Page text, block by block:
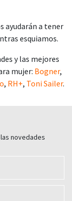
ayudarán a tener
esquiamos.
y las mejores
mujer: Bogner,
, RH+, Toni Sailer.
novedades